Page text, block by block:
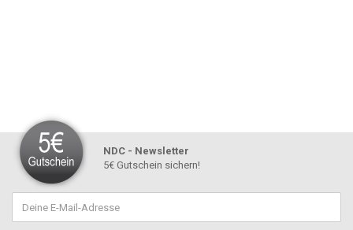
NDC - Newsletter
5€ Gutschein sichern!